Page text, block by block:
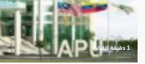
‫1 دقيقة للقراءة